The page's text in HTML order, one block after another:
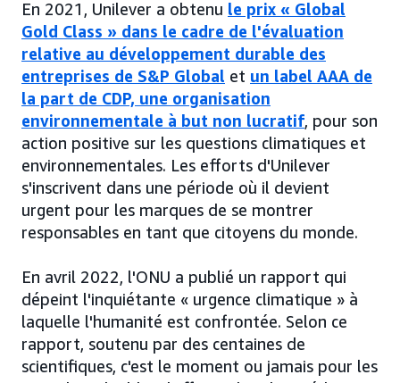
En 2021, Unilever a obtenu le prix « Global
Gold Class » dans le cadre de l'évaluation
relative au développement durable des
entreprises de S&P Global et un label AAA de
la part de CDP, une organisation
environnementale à but non lucratif, pour son
action positive sur les questions climatiques et
environnementales. Les efforts d'Unilever
s'inscrivent dans une période où il devient
urgent pour les marques de se montrer
responsables en tant que citoyens du monde.
En avril 2022, l'ONU a publié un rapport qui
dépeint l'inquiétante « urgence climatique » à
laquelle l'humanité est confrontée. Selon ce
rapport, soutenu par des centaines de
scientifiques, c'est le moment ou jamais pour les